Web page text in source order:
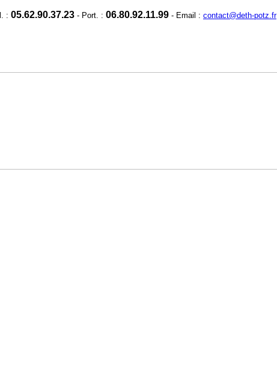
l. : 05.62.90.37.23 - Port. : 06.80.92.11.99 - Email : contact@deth-potz.fr